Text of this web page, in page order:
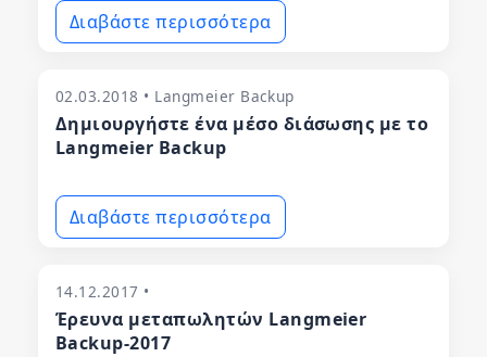
Διαβάστε περισσότερα
02.03.2018 • Langmeier Backup
Δημιουργήστε ένα μέσο διάσωσης με το
Langmeier Backup
Διαβάστε περισσότερα
14.12.2017 •
Έρευνα μεταπωλητών Langmeier
Backup-2017